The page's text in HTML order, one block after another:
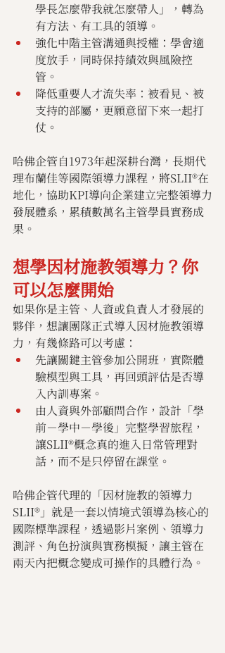
學長怎麼帶我就怎麼帶人」，轉為
有方法、有工具的領導。
強化中階主管溝通與授權：學會適
度放手，同時保持績效與風險控
管。
降低重要人才流失率：被看見、被
支持的部屬，更願意留下來一起打
仗。
哈佛企管自1973年起深耕台灣，長期代
理布蘭佳等國際領導力課程，將SLII®在
地化，協助KPI導向企業建立完整領導力
發展體系，累積數萬名主管學員實務成
果。
想學因材施教領導力？你
可以怎麼開始
如果你是主管、人資或負責人才發展的
夥伴，想讓團隊正式導入因材施教領導
力，有幾條路可以考慮：
先讓關鍵主管參加公開班，實際體
驗模型與工具，再回頭評估是否導
入內訓專案。
由人資與外部顧問合作，設計「學
前－學中－學後」完整學習旅程，
讓SLII®概念真的進入日常管理對
話，而不是只停留在課堂。
哈佛企管代理的「因材施教的領導力
SLII®」就是一套以情境式領導為核心的
國際標準課程，透過影片案例、領導力
測評、角色扮演與實務模擬，讓主管在
兩天內把概念變成可操作的具體行為。